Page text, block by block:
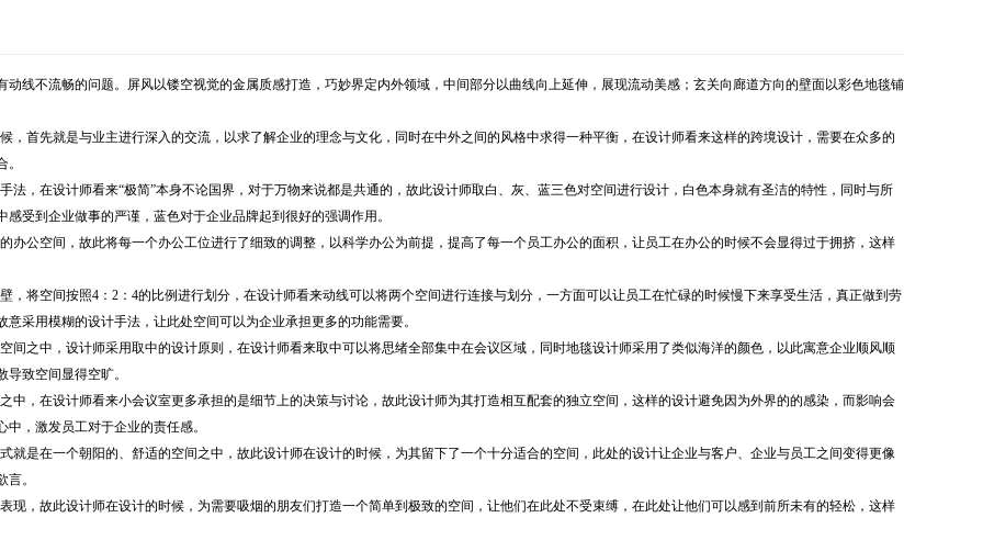
线不流畅的问题。屏风以镂空视觉的金属质感打造，巧妙界定内外领域，中间部分以曲线向上延伸，展现流动美感；玄关向廊道方向的壁面以彩色地毯铺
，首先就是与业主进行深入的交流，以求了解企业的理念与文化，同时在中外之间的风格中求得一种平衡，在设计师看来这样的跨境设计，需要在众多的
法，在设计师看来“极简”本身不论国界，对于万物来说都是共通的，故此设计师取白、灰、蓝三色对空间进行设计，白色本身就有圣洁的特性，同时与所
受到企业做事的严谨，蓝色对于企业品牌起到很好的强调作用。
办公空间，故此将每一个办公工位进行了细致的调整，以科学办公为前提，提高了每一个员工办公的面积，让员工在办公的时候不会显得过于拥挤，这样
，将空间按照4 ： 2 ： 4的比例进行划分，在设计师看来动线可以将两个空间进行连接与划分，一方面可以让员工在忙碌的时候慢下来享受生活，真正做到劳
采用模糊的设计手法，让此处空间可以为企业承担更多的功能需要。
间之中，设计师采用取中的设计原则，在设计师看来取中可以将思绪全部集中在会议区域，同时地毯设计师采用了类似海洋的颜色，以此寓意企业顺风顺
致空间显得空旷。
中，在设计师看来小会议室更多承担的是细节上的决策与讨论，故此设计师为其打造相互配套的独立空间，这样的设计避免因为外界的的感染，而影响会
，激发员工对于企业的责任感。
就是在一个朝阳的、舒适的空间之中，故此设计师在设计的时候，为其留下了一个十分适合的空间，此处的设计让企业与客户、企业与员工之间变得更像
。
现，故此设计师在设计的时候，为需要吸烟的朋友们打造一个简单到极致的空间，让他们在此处不受束缚，在此处让他们可以感到前所未有的轻松，这样